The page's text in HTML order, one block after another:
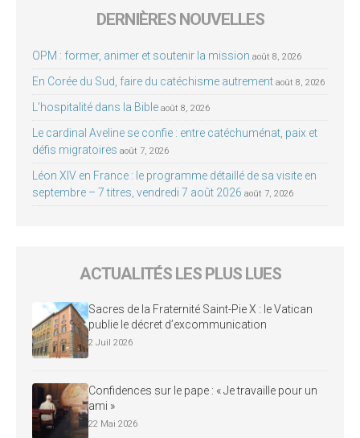
DERNIÈRES NOUVELLES
OPM : former, animer et soutenir la mission août 8, 2026
En Corée du Sud, faire du catéchisme autrement août 8, 2026
L’hospitalité dans la Bible août 8, 2026
Le cardinal Aveline se confie : entre catéchuménat, paix et
défis migratoires août 7, 2026
Léon XIV en France : le programme détaillé de sa visite en
septembre – 7 titres, vendredi 7 août 2026 août 7, 2026
ACTUALITÉS LES PLUS LUES
Sacres de la Fraternité Saint-Pie X : le Vatican
publie le décret d’excommunication
2 Juil 2026
Confidences sur le pape : « Je travaille pour un
ami »
22 Mai 2026